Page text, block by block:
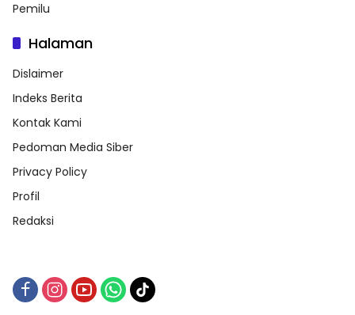
Pemilu
Halaman
Dislaimer
Indeks Berita
Kontak Kami
Pedoman Media Siber
Privacy Policy
Profil
Redaksi